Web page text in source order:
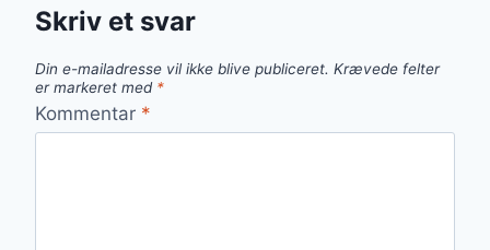
Skriv et svar
Din e-mailadresse vil ikke blive publiceret. Krævede felter
er markeret med *
Kommentar *